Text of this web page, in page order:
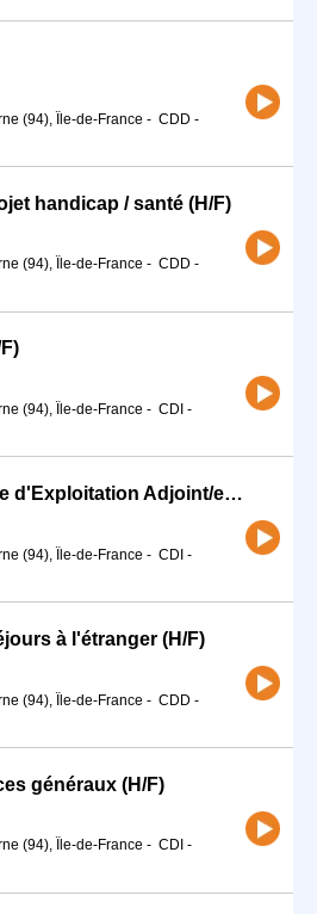
(94), Île-de-France - CDD -
handicap / santé (H/F)
(94), Île-de-France - CDD -
(94), Île-de-France - CDI -
Directeur / Directrice d'Exploitation Adjoint/e (H/F)
(94), Île-de-France - CDI -
à l'étranger (H/F)
(94), Île-de-France - CDD -
généraux (H/F)
(94), Île-de-France - CDI -